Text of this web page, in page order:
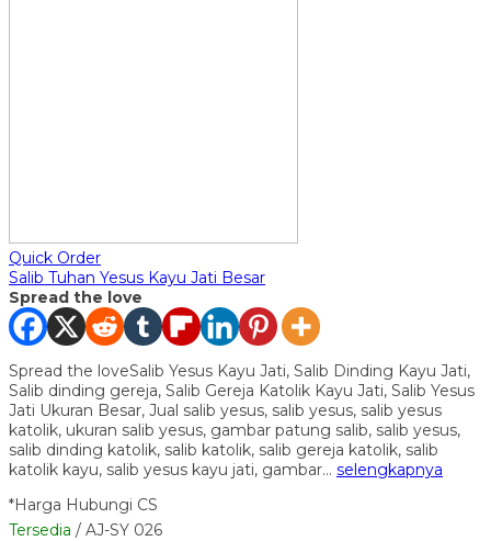
Quick Order
Salib Tuhan Yesus Kayu Jati Besar
Spread the love
Spread the loveSalib Yesus Kayu Jati, Salib Dinding Kayu Jati,
Salib dinding gereja, Salib Gereja Katolik Kayu Jati, Salib Yesus
Jati Ukuran Besar, Jual salib yesus, salib yesus, salib yesus
katolik, ukuran salib yesus, gambar patung salib, salib yesus,
salib dinding katolik, salib katolik, salib gereja katolik, salib
katolik kayu, salib yesus kayu jati, gambar… selengkapnya
*Harga Hubungi CS
Tersedia / AJ-SY 026